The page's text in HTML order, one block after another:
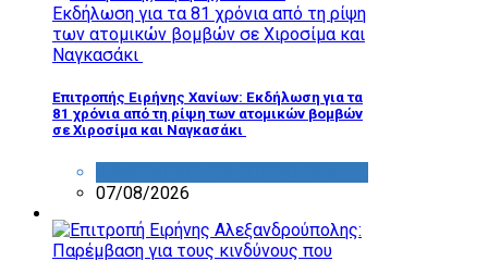
Επιτροπής Ειρήνης Χανίων: Εκδήλωση για τα
81 χρόνια από τη ρίψη των ατομικών βομβών
σε Χιροσίμα και Ναγκασάκι
07/08/2026